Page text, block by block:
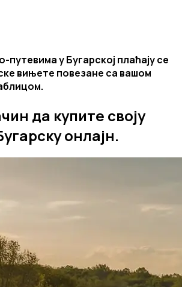
путевима у Бугарској плаћају се
вињете повезане са вашом
да купите своју
онлајн.